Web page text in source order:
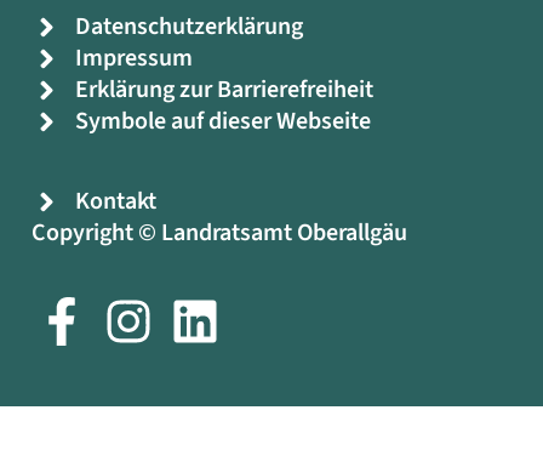
Datenschutzerklärung
Impressum
Erklärung zur Barrierefreiheit
Symbole auf dieser Webseite
Kontakt
Copyright © Landratsamt Oberallgäu